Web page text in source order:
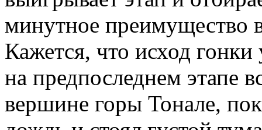
минутное преимущество
Кажется, что исход
на предпоследнем этапе
вершине горы Тонале,